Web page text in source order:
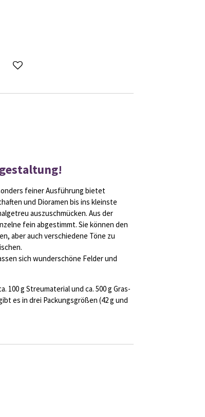
feiner Ausführung bietet
und Dioramen bis ins kleinste
auszuschmücken. Aus der
fein abgestimmt. Sie können den
aber auch verschiedene Töne zu
sich wunderschöne Felder und
100 g Streumaterial und ca. 500 g Gras-
es in drei Packungsgrößen (42 g und